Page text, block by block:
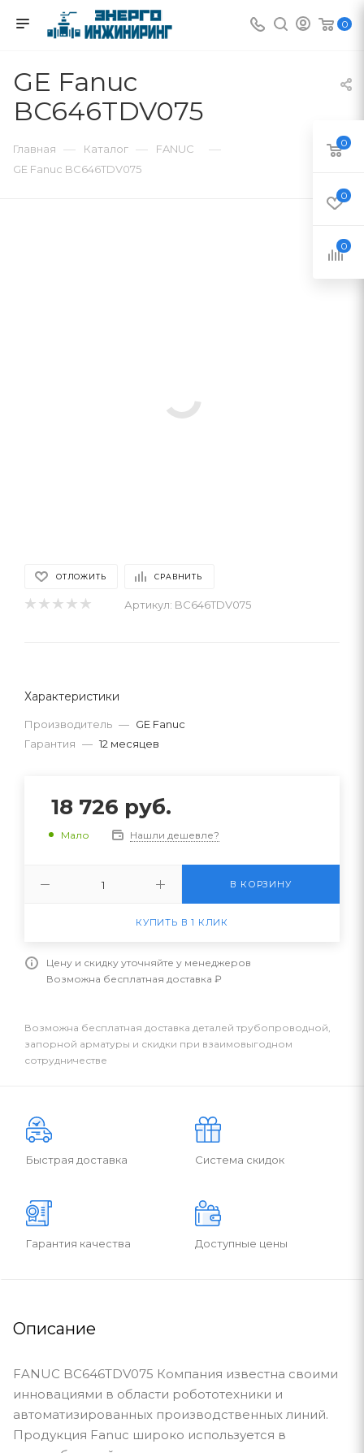
0
GE Fanuc
BC646TDV075
Главная — Каталог — FANUC —
GE Fanuc BC646TDV075
ОТЛОЖИТЬ СРАВНИТЬ
Артикул: BC646TDV075
Характеристики
Производитель — GE Fanuc
Гарантия — 12 месяцев
18 726 руб.
Мало Нашли дешевле?
В КОРЗИНУ
КУПИТЬ В 1 КЛИК
Цену и скидку уточняйте у менеджеров
Возможна бесплатная доставка ₽
Возможна бесплатная доставка деталей трубопроводной,
запорной арматуры и скидки при взаимовыгодном
сотрудничестве
Быстрая доставка Система скидок
Гарантия качества Доступные цены
Описание
FANUC BC646TDV075 Компания известна своими
инновациями в области робототехники и
автоматизированных производственных линий.
Продукция Fanuc широко используется в
0
0
0